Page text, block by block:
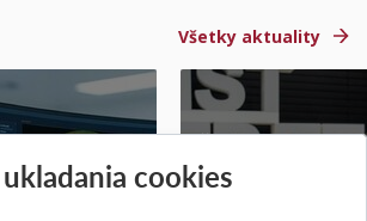
Všetky aktuality
Študentský tím z
jediný zastupoval
cookies